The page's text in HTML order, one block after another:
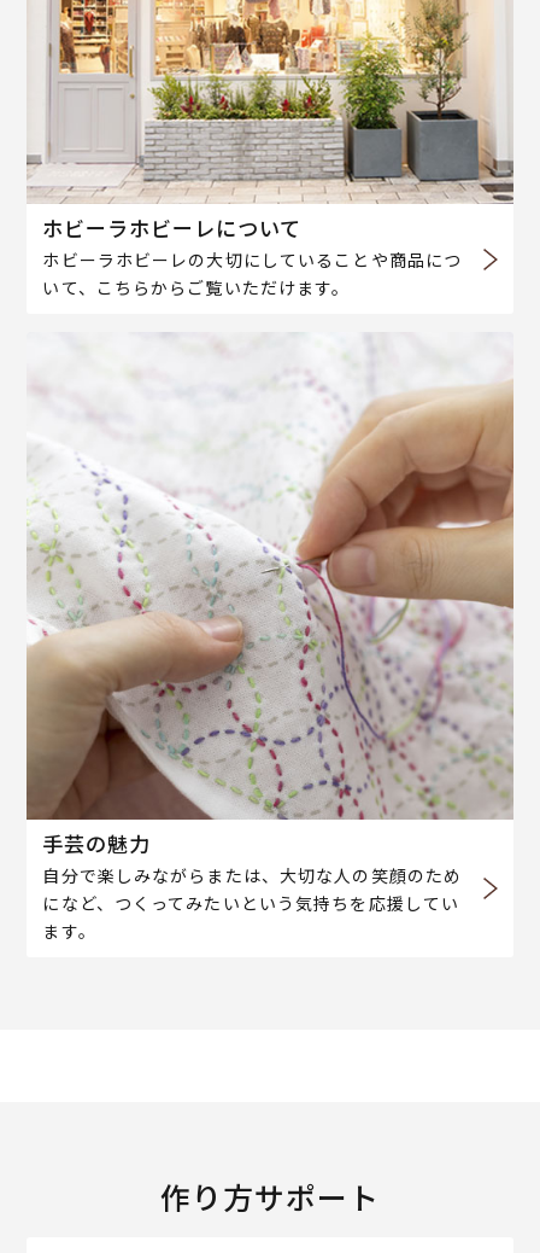
ホビーラホビーレについて
ホビーラホビーレの大切にしていることや商品につ
いて、こちらからご覧いただけます。
手芸の魅力
自分で楽しみながらまたは、大切な人の笑顔のため
になど、つくってみたいという気持ちを応援してい
ます。
作り方サポート